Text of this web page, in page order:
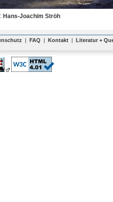
Hans-Joachim Ströh
| FAQ | Kontakt | Literatur +